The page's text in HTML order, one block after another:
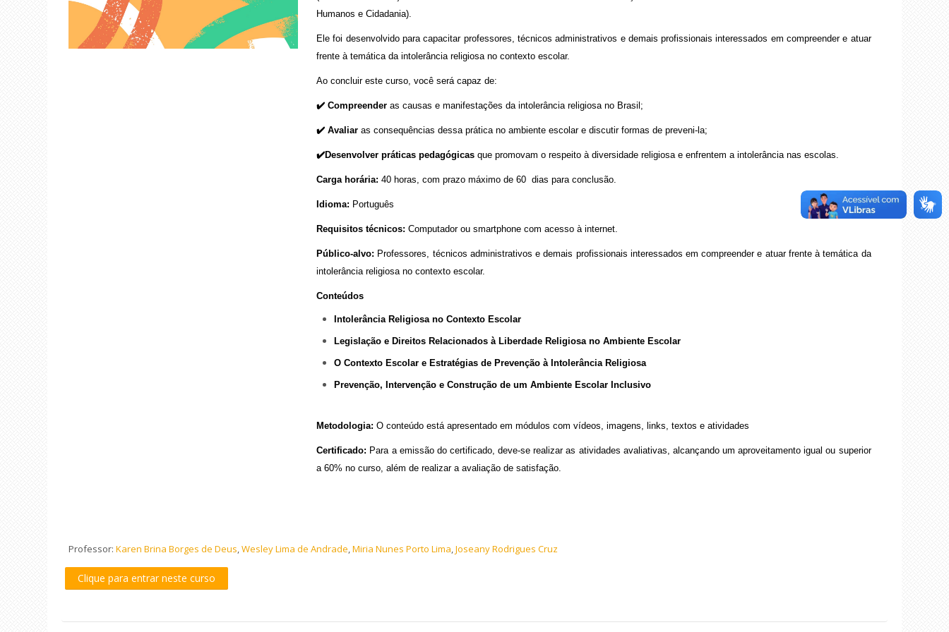
Humanos e Cidadania).
Ele foi desenvolvido para capacitar professores, técnicos administrativos e demais profissionais interessados em compreender e atuar
frente à temática da intolerância religiosa no contexto escolar.
Ao concluir este curso, você será capaz de:
✔️ Compreender as causas e manifestações da intolerância religiosa no Brasil;
✔️ Avaliar as consequências dessa prática no ambiente escolar e discutir formas de preveni-la;
✔️Desenvolver práticas pedagógicas que promovam o respeito à diversidade religiosa e enfrentem a intolerância nas escolas.
Carga horária: 40 horas, com prazo máximo de 60 dias para conclusão.
Idioma: Português
Requisitos técnicos: Computador ou smartphone com acesso à internet.
Público-alvo: Professores, técnicos administrativos e demais profissionais interessados em compreender e atuar frente à temática da
intolerância religiosa no contexto escolar.
Conteúdos
Intolerância Religiosa no Contexto Escolar
Legislação e Direitos Relacionados à Liberdade Religiosa no Ambiente Escolar
O Contexto Escolar e Estratégias de Prevenção à Intolerância Religiosa
Prevenção, Intervenção e Construção de um Ambiente Escolar Inclusivo
Metodologia:O conteúdo está apresentado em módulos com vídeos, imagens, links, textos e atividades
Certificado: Para a emissão do certificado, deve-se realizar as atividades avaliativas, alcançando um aproveitamento igual ou superior
a 60% no curso, além de realizar a avaliação de satisfação.
Professor:Karen Brina Borges de Deus ,Wesley Lima de Andrade ,Miria Nunes Porto Lima ,Joseany Rodrigues Cruz
Clique para entrar neste curso